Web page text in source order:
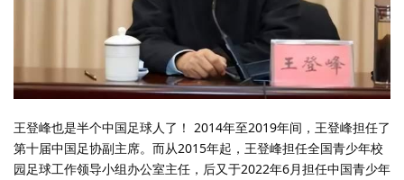
王登峰也是半个中国足球人了！ 2014年至2019年间，王登峰担任了
第十届中国足协副主席。而从2015年起，王登峰担任全国青少年校
园足球工作领导小组办公室主任，后又于2022年6月担任中国青少年